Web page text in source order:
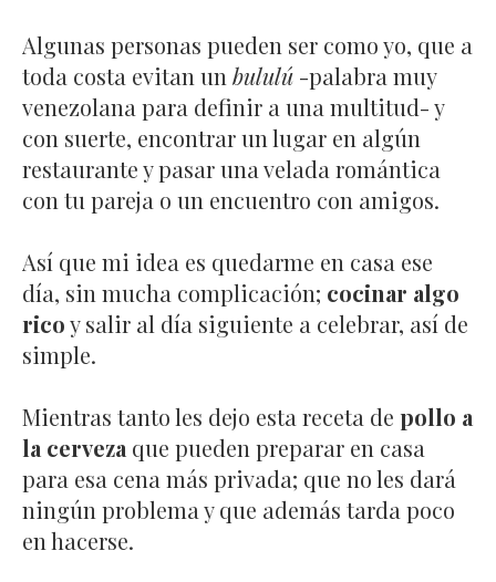
Algunas personas pueden ser como yo, que a
toda costa evitan un bululú -palabra muy
venezolana para definir a una multitud- y
con suerte, encontrar un lugar en algún
restaurante y pasar una velada romántica
con tu pareja o un encuentro con amigos.
Así que mi idea es quedarme en casa ese
día, sin mucha complicación; cocinar algo
ricoy salir al día siguiente a celebrar, así de
simple.
Mientras tanto les dejo esta receta de pollo a
la cerveza que pueden preparar en casa
para esa cena más privada; que no les dará
ningún problema y que además tarda poco
en hacerse.